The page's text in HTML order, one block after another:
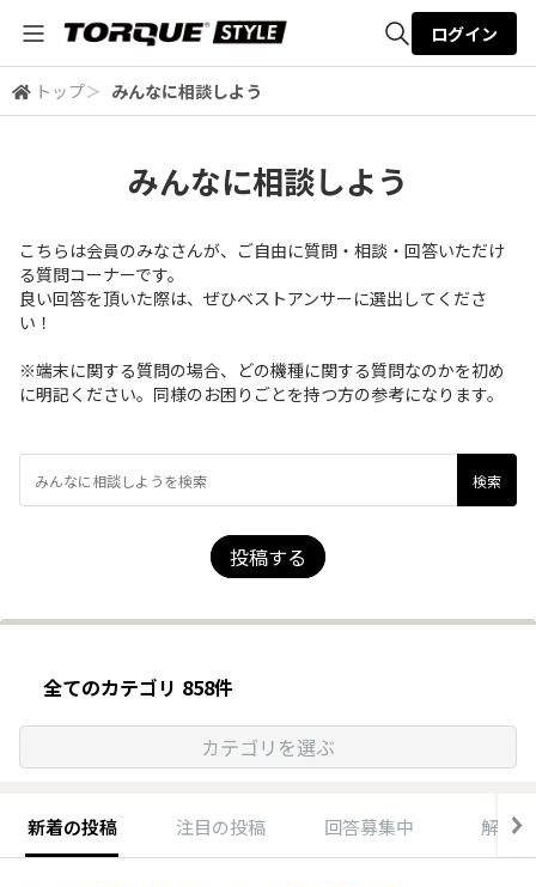
全体検索
ログイン
トップ＞ みんなに相談しよう
みんなに相談しよう
こちらは会員のみなさんが、ご自由に質問・相談・回答いただけ
る質問コーナーです。
良い回答を頂いた際は、ぜひベストアンサーに選出してくださ
い！
※端末に関する質問の場合、どの機種に関する質問なのかを初め
に明記ください。同様のお困りごとを持つ方の参考になります。
投稿する
全てのカテゴリ 858件
カテゴリを選ぶ
新着の投稿 注目の投稿 回答募集中 解決